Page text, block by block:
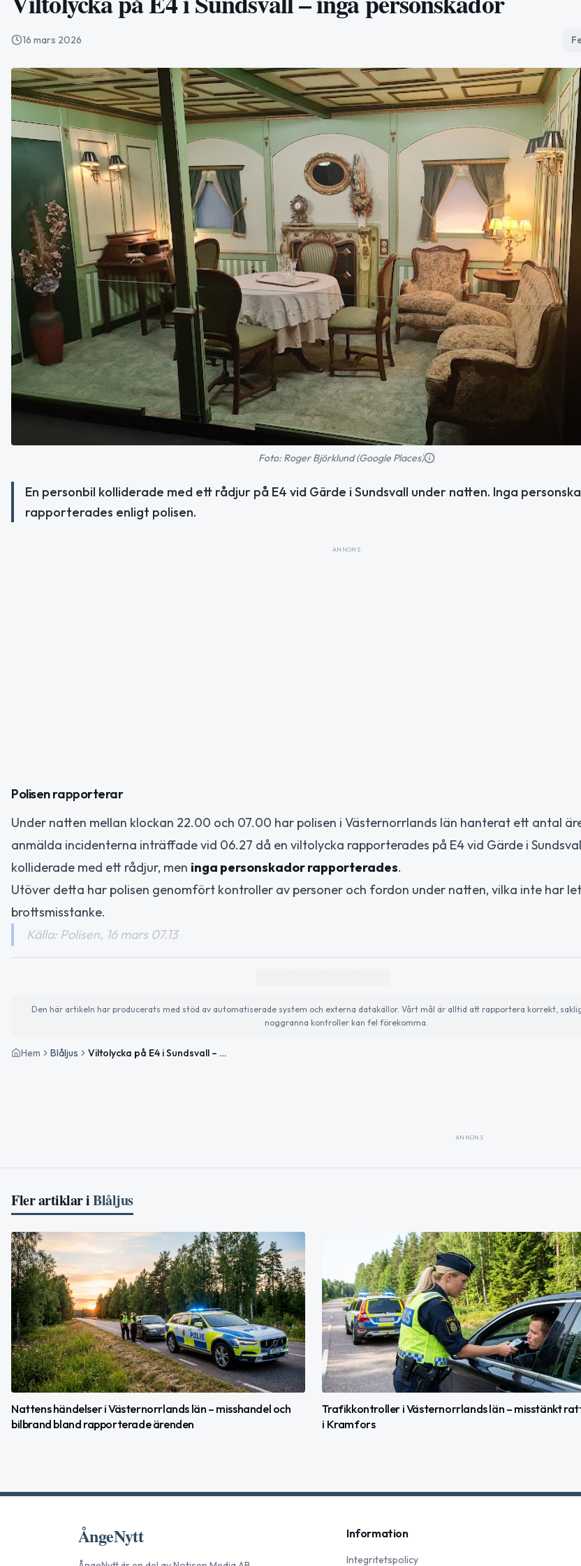
16 mars 2026
Foto: Roger Björklund (Google Places)
En personbil kolliderade med ett rådjur på E4 vid Gärde i Sundsvall under natten. Inga
rapporterades enligt polisen.
ANNONS
Polisen rapporterar
Under natten mellan klockan 22.00 och 07.00 har polisen i Västernorrlands län hanterat ett antal
anmälda incidenterna inträffade vid 06.27 då en viltolycka rapporterades på E4 vid Gärde i
kolliderade med ett rådjur, men inga personskador rapporterades.
Utöver detta har polisen genomfört kontroller av personer och fordon under natten, vilka inte har
brottsmisstanke.
Källa: Polisen, 16 mars 07.13
Den här artikeln har producerats med stöd av automatiserade system och externa datakällor. Vårt mål är alltid att rapportera korrekt,
noggranna kontroller kan fel förekomma.
Hem Blåljus Viltolycka på E4 i Sundsvall – inga personskador
ANNONS
Fler artiklar iBlåljus
Nattens händelser i Västernorrlands län – misshandel och
bilbrand bland rapporterade ärenden
Trafikkontroller i Västernorrlands län – misstänkt
i Kramfors
ÅngeNytt Information
Integritetspolicy